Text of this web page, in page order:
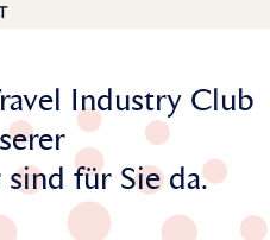
Industry Club
für Sie da.